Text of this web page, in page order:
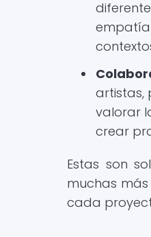
empatía
artistas,
valorar
crear
Estas son
muchas
cada